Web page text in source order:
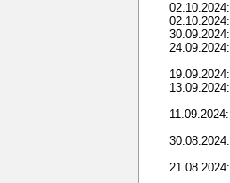
02.10.2024:
02.10.2024:
30.09.2024:
24.09.2024:
19.09.2024:
13.09.2024:
11.09.2024:
30.08.2024:
21.08.2024: